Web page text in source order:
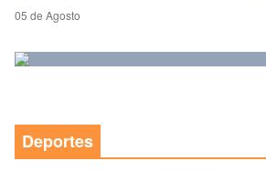
05 de Agosto
Deportes